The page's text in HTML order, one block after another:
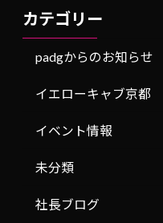
カテゴリー
padgからのお知らせ
イエローキャブ京都
イベント情報
未分類
社長ブログ